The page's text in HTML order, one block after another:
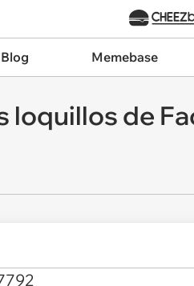
Memebase
loquillos de